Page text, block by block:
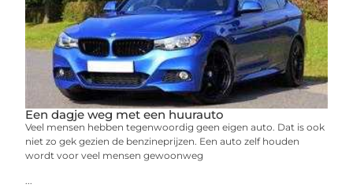
Een dagje weg met een huurauto
Veel mensen hebben tegenwoordig geen eigen auto. Dat is ook
niet zo gek gezien de benzineprijzen. Een auto zelf houden
wordt voor veel mensen gewoonweg
...